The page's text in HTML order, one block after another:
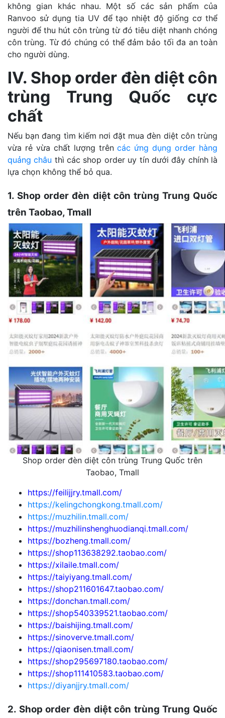
không gian khác nhau. Một số các sản phẩm của
Ranvoo sử dụng tia UV để tạo nhiệt độ giống cơ thể
người để thu hút côn trùng từ đó tiêu diệt nhanh chóng
côn trùng. Từ đó chúng có thể đảm bảo tối đa an toàn
cho người dùng.
IV. Shop order đèn diệt côn
trùng Trung Quốc cực
chất
Nếu bạn đang tìm kiếm nơi đặt mua đèn diệt côn trùng
vừa rẻ vừa chất lượng trêncác ứng dụng order hàng
quảng châu thì các shop order uy tín dưới đây chính là
lựa chọn không thể bỏ qua.
1. Shop order đèn diệt côn trùng Trung Quốc
trên Taobao, Tmall
Shop order đèn diệt côn trùng Trung Quốc trên
Taobao, Tmall
https://feilijjry.tmall.com/
https://kelingchongkong.tmall.com/
https://muzhilin.tmall.com/
https://muzhilinshenghuodianqi.tmall.com/
https://bozheng.tmall.com/
https://shop113638292.taobao.com/
https://xilaile.tmall.com/
https://taiyiyang.tmall.com/
https://shop211601647.taobao.com/
https://donchan.tmall.com/
https://shop540339521.taobao.com/
https://baishijing.tmall.com/
https://sinoverve.tmall.com/
https://qiaonisen.tmall.com/
https://shop295697180.taobao.com/
https://shop111410583.taobao.com/
https://diyanjjry.tmall.com/
2. Shop order đèn diệt côn trùng Trung Quốc